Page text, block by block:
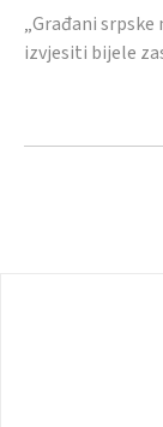
„Građani
izvjesiti bijele